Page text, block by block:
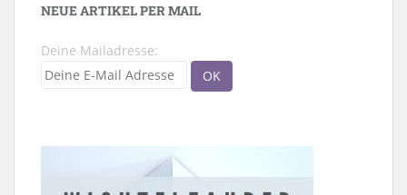
NEUE ARTIKEL PER MAIL
Deine Mailadresse: